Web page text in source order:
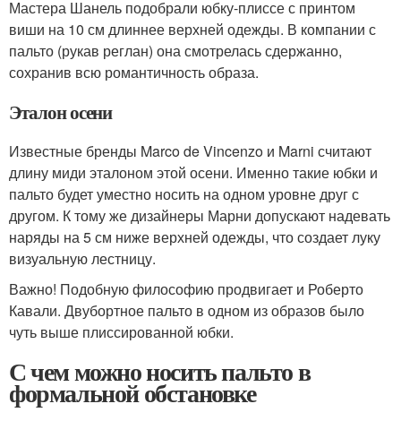
Мастера Шанель подобрали юбку-плиссе с принтом
виши на 10 см длиннее верхней одежды. В компании с
пальто (рукав реглан) она смотрелась сдержанно,
сохранив всю романтичность образа.
Эталон осени
Известные бренды Marco de Vincenzo и Marni считают
длину миди эталоном этой осени. Именно такие юбки и
пальто будет уместно носить на одном уровне друг с
другом. К тому же дизайнеры Марни допускают надевать
наряды на 5 см ниже верхней одежды, что создает луку
визуальную лестницу.
Важно! Подобную философию продвигает и Роберто
Кавали. Двубортное пальто в одном из образов было
чуть выше плиссированной юбки.
С чем можно носить пальто в
формальной обстановке